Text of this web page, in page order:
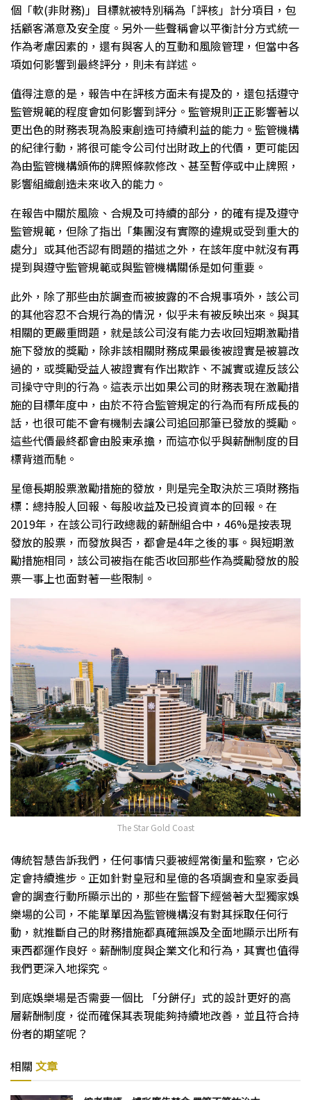
個「軟(非財務)」目標就被特別稱為「評核」計分項目，包
括顧客滿意及安全度。另外一些聲稱會以平衡計分方式統一
作為考慮因素的，還有與客人的互動和風險管理，但當中各
項如何影響到最終評分，則未有詳述。
值得注意的是，報告中在評核方面未有提及的，還包括遵守
監管規範的程度會如何影響到評分。監管規則正正影響著以
更出色的財務表現為股東創造可持續利益的能力。監管機構
的紀律行動，將很可能令公司付出財政上的代價，更可能因
為由監管機構頒佈的牌照條款修改、甚至暫停或中止牌照，
影響組織創造未來收入的能力。
在報告中關於風險、合規及可持續的部分，的確有提及遵守
監管規範，但除了指出「集團沒有實際的違規或受到重大的
處分」或其他否認有問題的描述之外，在該年度中就沒有再
提到與遵守監管規範或與監管機構關係是如何重要。
此外，除了那些由於調查而被披露的不合規事項外，該公司
的其他容忍不合規行為的情況，似乎未有被反映出來。與其
相關的更嚴重問題，就是該公司沒有能力去收回短期激勵措
施下發放的獎勵，除非該相關財務成果最後被證實是被篡改
過的，或獎勵受益人被證實有作出欺詐、不誠實或違反該公
司操守守則的行為。這表示出如果公司的財務表現在激勵措
施的目標年度中，由於不符合監管規定的行為而有所成長的
話，也很可能不會有機制去讓公司追回那筆已發放的獎勵。
這些代價最終都會由股東承擔，而這亦似乎與薪酬制度的目
標背道而馳。
星億長期股票激勵措施的發放，則是完全取決於三項財務指
標：總持股人回報、每股收益及已投資資本的回報。在
2019年，在該公司行政總裁的薪酬組合中，46%是按表現
發放的股票，而發放與否，都會是4年之後的事。與短期激
勵措施相同，該公司被指在能否收回那些作為獎勵發放的股
票一事上也面對著一些限制。
The Star Gold Coast
傳統智慧告訴我們，任何事情只要被經常衡量和監察，它必
定會持續進步。正如針對皇冠和星億的各項調查和皇家委員
會的調查行動所顯示出的，那些在監督下經營著大型獨家娛
樂場的公司，不能單單因為監管機構沒有對其採取任何行
動，就推斷自己的財務措施都真確無誤及全面地顯示出所有
東西都運作良好。薪酬制度與企業文化和行為，其實也值得
我們更深入地探究。
到底娛樂場是否需要一個比 「分餅仔」式的設計更好的高
層薪酬制度，從而確保其表現能夠持續地改善，並且符合持
份者的期望呢？
相關 文章